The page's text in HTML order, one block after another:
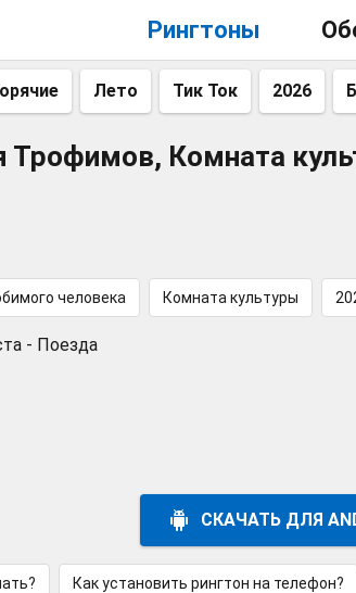
Рингтоны
Лето Тик Ток 2026
Комната
человека Комната культуры
- Поезда
СКАЧАТЬ ДЛЯ
Как установить рингтон на телефон?